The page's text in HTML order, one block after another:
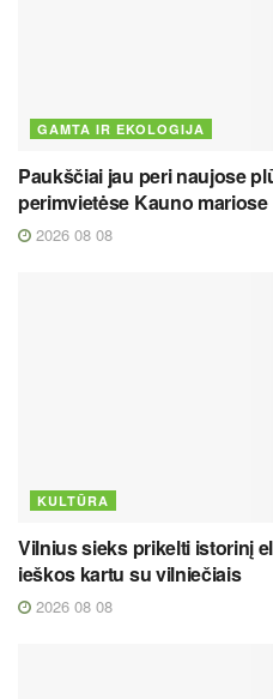
GAMTA IR EKOLOGIJA
Paukščiai jau peri naujose
perimvietėse Kauno mariose
2026 08 08
KULTŪRA
Vilnius sieks prikelti istorinį
ieškos kartu su vilniečiais
2026 08 08